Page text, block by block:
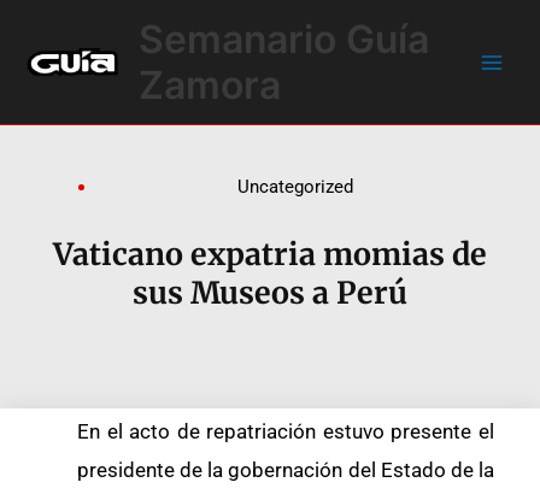
contenido
Semanario Guía
Zamora
Uncategorized
Vaticano expatria momias de
sus Museos a Perú
En el acto de repatriación estuvo presente el
presidente de la gobernación del Estado de la